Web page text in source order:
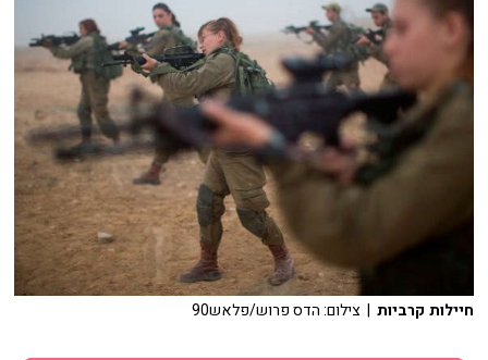
חיילות קרביות | צילום: הדס פרוש/פלאש90